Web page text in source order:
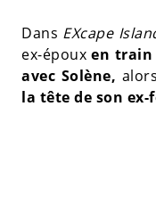
Dans EXcape
ex-épouxen train
avec Solène,
la tête de son ex-